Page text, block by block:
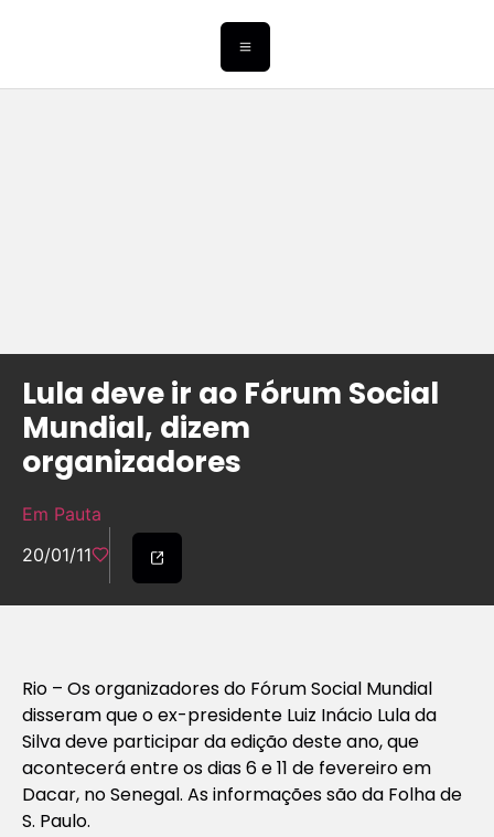
Lula deve ir ao Fórum Social
Mundial, dizem
organizadores
Em Pauta
20/01/11
Rio – Os organizadores do Fórum Social Mundial
disseram que o ex-presidente Luiz Inácio Lula da
Silva deve participar da edição deste ano, que
acontecerá entre os dias 6 e 11 de fevereiro em
Dacar, no Senegal. As informações são da Folha de
S. Paulo.